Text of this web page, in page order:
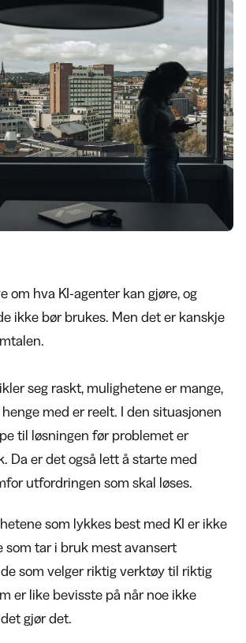
om hva KI-agenter kan gjøre, og
ikke bør brukes. Men det er kanskje
seg raskt, mulighetene er mange,
med er reelt. I den situasjonen
til løsningen før problemet er
Da er det også lett å starte med
utfordringen som skal løses.
som lykkes best med KI er ikke
som tar i bruk mest avansert
som velger riktig verktøy til riktig
er like bevisste på når noe ikke
gjør det.